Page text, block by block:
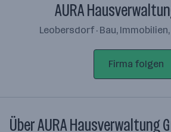
AURA
Leobersdorf · Bau,
Firma folgen
Über AURA Hausverwaltung